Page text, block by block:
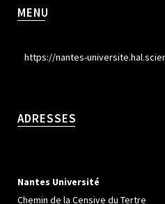
MENU
https://nantes-
ADRESSES
Nantes Université
Chemin de la Censive du Tertre